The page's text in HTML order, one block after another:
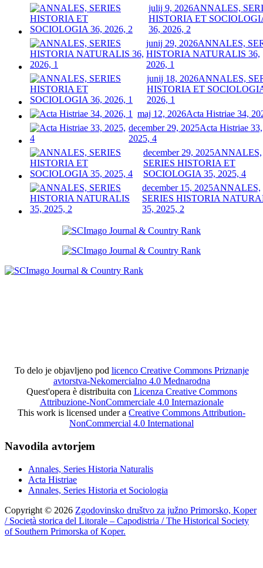
julij 9, 2026ANNALES,
HISTORIA ET
36, 2026, 2
junij 29, 2026ANNALES,
HISTORIA NATURALIS 36,
2026, 1
junij 18, 2026ANNALES,
HISTORIA ET
2026, 1
maj 12, 2026Acta Histriae 34,
december 29, 2025Acta Histriae 33,
2025, 4
december 29, 2025ANNALES,
SERIES HISTORIA ET
SOCIOLOGIA 35, 2025, 4
december 15, 2025ANNALES,
SERIES HISTORIA
35, 2025, 2
To delo je objavljeno pod licenco Creative Commons Priznanje
avtorstva-Nekomercialno 4.0 Mednarodna
Quest'opera è distribuita con Licenza Creative Commons
Attribuzione-NonCommerciale 4.0 Internazionale
This work is licensed under a Creative Commons Attribution-
NonCommercial 4.0 International
Navodila avtorjem
Annales, Series Historia Naturalis
Acta Histriae
Annales, Series Historia et Sociologia
Copyright © 2026 Zgodovinsko društvo za južno Primorsko, Koper
/ Società storica del Litorale – Capodistria / The Historical Society
of Southern Primorska of Koper.